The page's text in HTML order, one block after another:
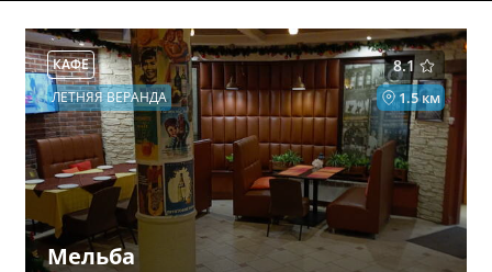
8.1
КАФЕ
1.5 км
ЛЕТНЯЯ ВЕРАНДА
Мельба